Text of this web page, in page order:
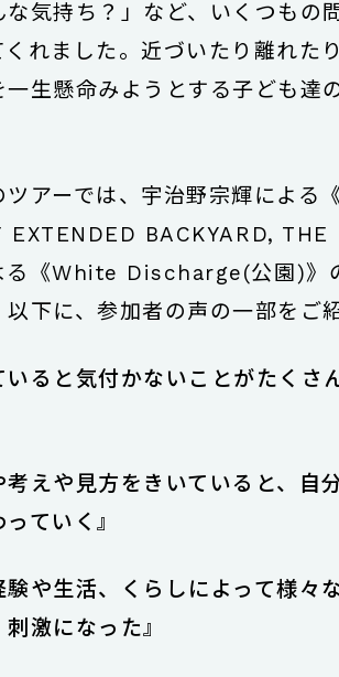
な気持ち？」など、いくつもの
れました。近づいたり離れた
一生懸命みようとする子ども達
ツアーでは、宇治野宗輝による
EXTENDED BACKYARD, THE
る《White Discharge(公園)》
以下に、参加者の声の一部をご
いると気付かないことがたくさ
考えや見方をきいていると、自
ていく』
験や生活、くらしによって様々
激になった』